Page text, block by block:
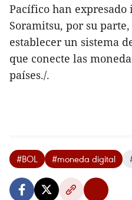
Pacífico han expresado
Soramitsu, por su
establecer un sistema
que conecte las
países./.
#BOL #moneda digital